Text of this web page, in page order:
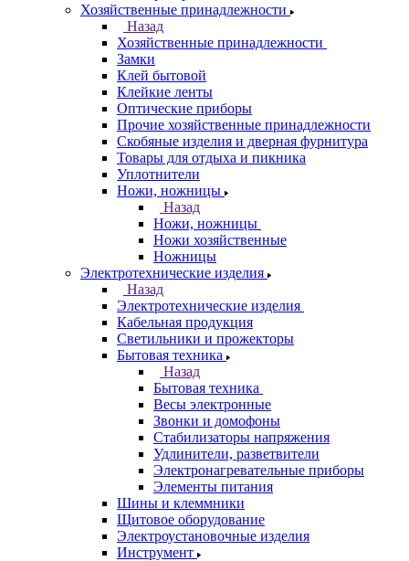
Хозяйственные принадлежности
Назад
Хозяйственные принадлежности
Замки
Клей бытовой
Клейкие ленты
Оптические приборы
Прочие хозяйственные принадлежности
Скобяные изделия и дверная фурнитура
Товары для отдыха и пикника
Уплотнители
Ножи, ножницы
Назад
Ножи, ножницы
Ножи хозяйственные
Ножницы
Электротехнические изделия
Назад
Электротехнические изделия
Кабельная продукция
Светильники и прожекторы
Бытовая техника
Назад
Бытовая техника
Весы электронные
Звонки и домофоны
Стабилизаторы напряжения
Удлинители, разветвители
Электронагревательные приборы
Элементы питания
Шины и клеммники
Щитовое оборудование
Электроустановочные изделия
Инструмент